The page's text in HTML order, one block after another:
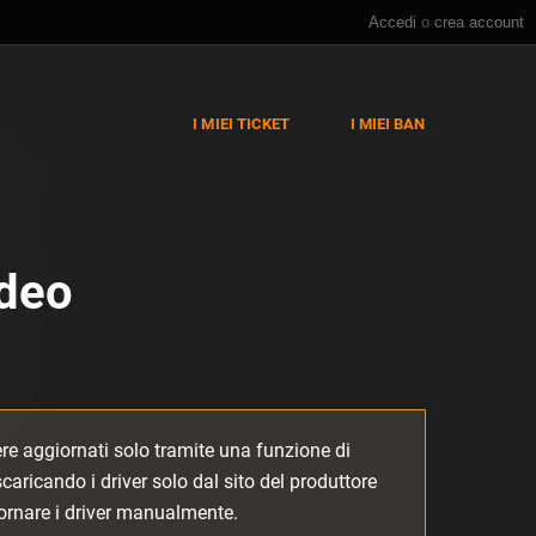
Accedi o crea account
I MIEI TICKET I MIEI BAN
aggiornati solo tramite una funzione di
i driver solo dal sito del produttore
i driver manualmente.